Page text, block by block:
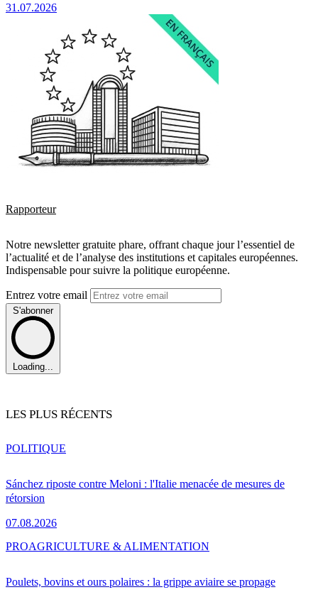
31.07.2026
Rapporteur
Notre newsletter gratuite phare, offrant chaque jour l’essentiel de
l’actualité et de l’analyse des institutions et capitales européennes.
Indispensable pour suivre la politique européenne.
Entrez votre email
S'abonner
Loading...
LES PLUS RÉCENTS
Sánchez riposte contre Meloni : l'Italie menacée de mesures de
rétorsion
07.08.2026
POLITIQUE
Poulets, bovins et ours polaires : la grippe aviaire se propage
PROAGRICULTURE & ALIMENTATION